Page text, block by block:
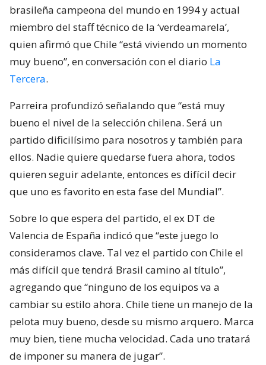
brasileña campeona del mundo en 1994 y actual
miembro del staff técnico de la ‘verdeamarela’,
quien afirmó que Chile “está viviendo un momento
muy bueno”, en conversación con el diario La
Tercera.
Parreira profundizó señalando que “está muy
bueno el nivel de la selección chilena. Será un
partido dificilísimo para nosotros y también para
ellos. Nadie quiere quedarse fuera ahora, todos
quieren seguir adelante, entonces es difícil decir
que uno es favorito en esta fase del Mundial”.
Sobre lo que espera del partido, el ex DT de
Valencia de España indicó que “este juego lo
consideramos clave. Tal vez el partido con Chile el
más difícil que tendrá Brasil camino al título”,
agregando que “ninguno de los equipos va a
cambiar su estilo ahora. Chile tiene un manejo de la
pelota muy bueno, desde su mismo arquero. Marca
muy bien, tiene mucha velocidad. Cada uno tratará
de imponer su manera de jugar”.